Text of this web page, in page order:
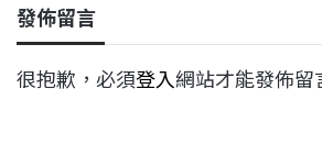
發佈留言
很抱歉，必須登入網站才能發佈留